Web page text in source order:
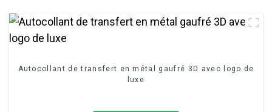
Autocollant de transfert en métal gaufré 3D avec logo de
luxe